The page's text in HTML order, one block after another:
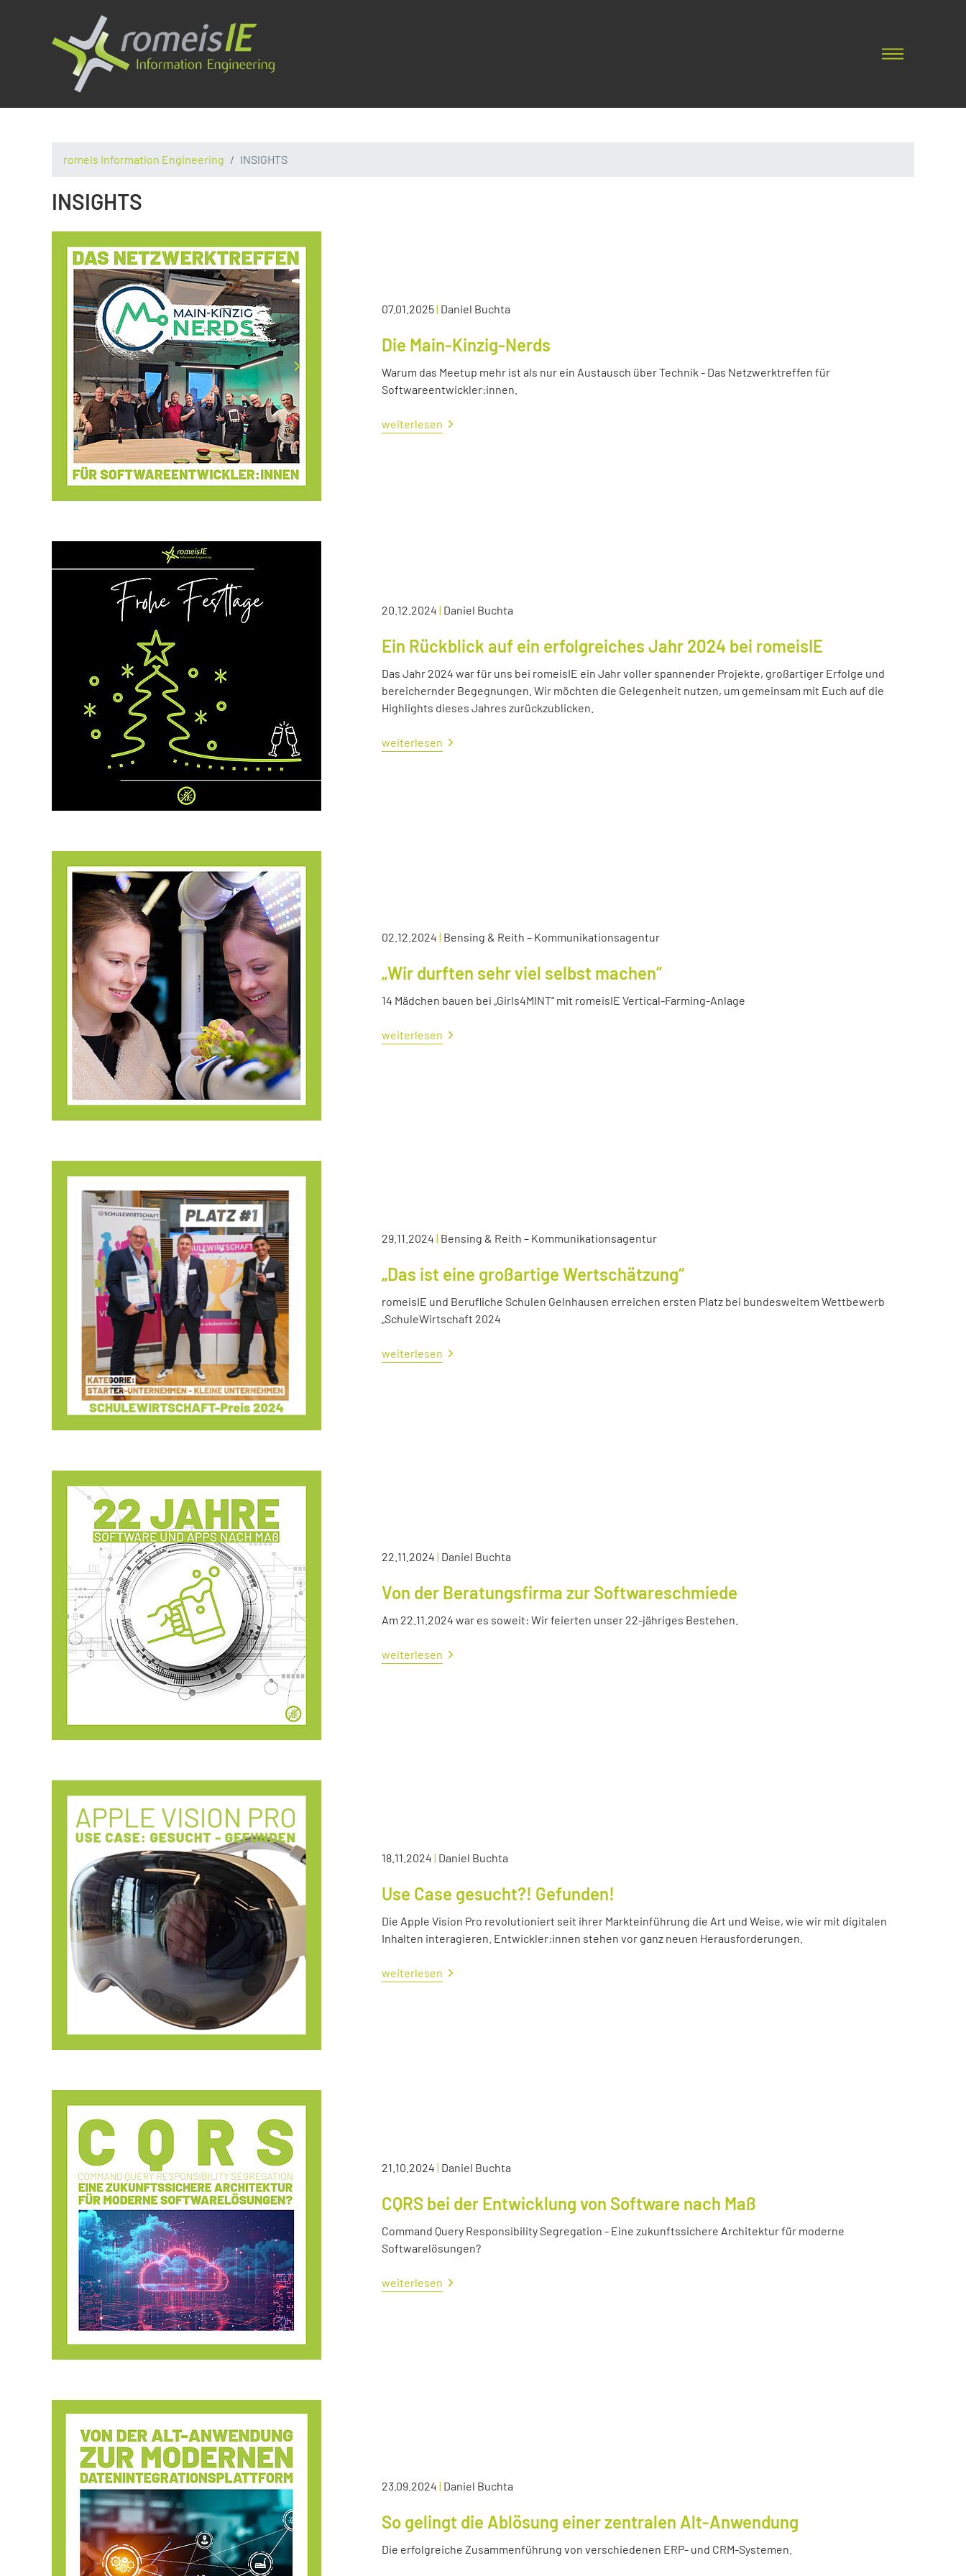
romeis Information Engineering INSIGHTS
INSIGHTS
07.01.2025| Daniel Buchta
Die Main-Kinzig-Nerds
Warum das Meetup mehr ist als nur ein Austausch über Technik - Das Netzwerktreffen für
Softwareentwickler:innen.
weiterlesen
20.12.2024 | Daniel Buchta
Ein Rückblick auf ein erfolgreiches Jahr 2024 bei romeisIE
Das Jahr 2024 war für uns bei romeisIE ein Jahr voller spannender Projekte, großartiger Erfolge und
bereichernder Begegnungen. Wir möchten die Gelegenheit nutzen, um gemeinsam mit Euch auf die
Highlights dieses Jahres zurückzublicken.
weiterlesen
02.12.2024 | Bensing & Reith – Kommunikationsagentur
„Wir durften sehr viel selbst machen“
14 Mädchen bauen bei „Girls4MINT“ mit romeisIE Vertical-Farming-Anlage
weiterlesen
29.11.2024 | Bensing & Reith – Kommunikationsagentur
„Das ist eine großartige Wertschätzung“
romeisIE und Berufliche Schulen Gelnhausen erreichen ersten Platz bei bundesweitem Wettbewerb
„SchuleWirtschaft 2024
weiterlesen
22.11.2024 | Daniel Buchta
Von der Beratungsfirma zur Softwareschmiede
Am 22.11.2024 war es soweit: Wir feierten unser 22-jähriges Bestehen.
weiterlesen
18.11.2024 | Daniel Buchta
Use Case gesucht?! Gefunden!
Die Apple Vision Pro revolutioniert seit ihrer Markteinführung die Art und Weise, wie wir mit digitalen
Inhalten interagieren. Entwickler:innen stehen vor ganz neuen Herausforderungen.
weiterlesen
21.10.2024 | Daniel Buchta
CQRS bei der Entwicklung von Software nach Maß
Command Query Responsibility Segregation - Eine zukunftssichere Architektur für moderne
Softwarelösungen?
weiterlesen
23.09.2024 | Daniel Buchta
So gelingt die Ablösung einer zentralen Alt-Anwendung
Die erfolgreiche Zusammenführung von verschiedenen ERP- und CRM-Systemen.